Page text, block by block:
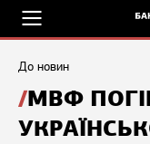
До новин
МВФ